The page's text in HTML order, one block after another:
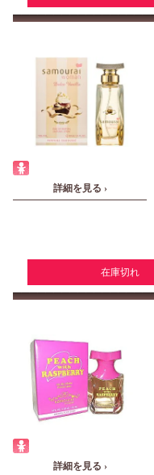
詳細を見る ›
在庫切れ
詳細を見る ›